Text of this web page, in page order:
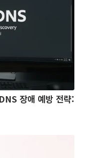
장애 예방 전략: